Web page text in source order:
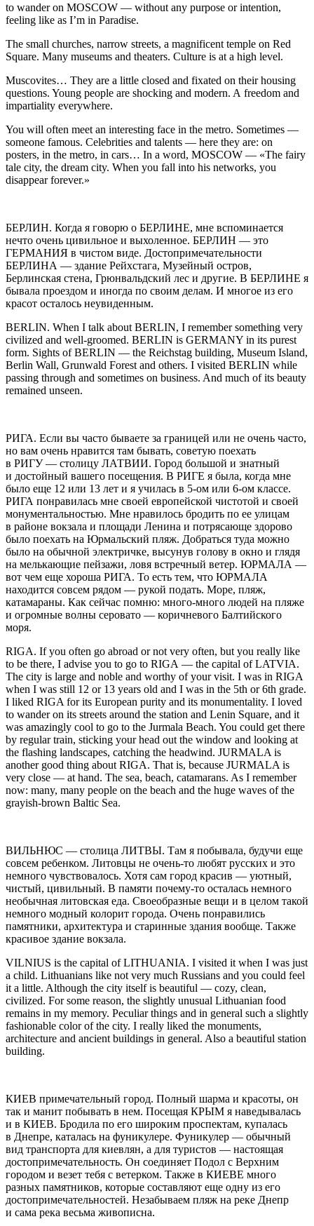
to wander on MOSCOW — without any purpose or intention,
feeling like as I’m in Paradise.
The small churches, narrow streets, a magnificent temple on Red
Square. Many museums and theaters. Culture is at a high level.
Muscovites… They are a little closed and fixated on their housing
questions. Young people are shocking and modern. A freedom and
impartiality everywhere.
You will often meet an interesting face in the metro. Sometimes —
someone famous. Celebrities and talents — here they are: on
posters, in the metro, in cars… In a word, MOSCOW — «The fairy
tale city, the dream city. When you fall into his networks, you
disappear forever.»
БЕРЛИН. Когда я говорю о БЕРЛИНЕ, мне вспоминается
нечто очень цивильное и выхоленное. БЕРЛИН — это
ГЕРМАНИЯ в чистом виде. Достопримечательности
БЕРЛИНА — здание Рейхстага, Музейный остров,
Берлинская стена, Грюнвальдский лес и другие. В БЕРЛИНЕ я
бывала проездом и иногда по своим делам. И многое из его
красот осталось неувиденным.
BERLIN. When I talk about BERLIN, I remember something very
civilized and well-groomed. BERLIN is GERMANY in its purest
form. Sights of BERLIN — the Reichstag building, Museum Island,
Berlin Wall, Grunwald Forest and others. I visited BERLIN while
passing through and sometimes on business. And much of its beauty
remained unseen.
РИГА. Если вы часто бываете за границей или не очень часто,
но вам очень нравится там бывать, советую поехать
в РИГУ — столицу ЛАТВИИ. Город большой и знатный
и достойный вашего посещения. В РИГЕ я была, когда мне
было еще 12 или 13 лет и я училась в 5-ом или 6-ом классе.
РИГА понравилась мне своей европейской чистотой и своей
монументальностью. Мне нравилось бродить по ее улицам
в районе вокзала и площади Ленина и потрясающе здорово
было поехать на Юрмальский пляж. Добраться туда можно
было на обычной электричке, высунув голову в окно и глядя
на мелькающие пейзажи, ловя встречный ветер. ЮРМАЛА —
вот чем еще хороша РИГА. То есть тем, что ЮРМАЛА
находится совсем рядом — рукой подать. Море, пляж,
катамараны. Как сейчас помню: много-много людей на пляже
и огромные волны серовато — коричневого Балтийского
моря.
RIGA. Ifyou often go abroad or not very often, but you really like
to be there, I advise you to go to RIGA — the capital of LATVIA.
The city is large and noble and worthy ofyour visit. I was in RIGA
when I was still 12 or 13 years old and I was in the 5th or 6th grade.
I liked RIGA for its European purity and its monumentality. I loved
to wander on its streets around the station and Lenin Square, and it
was amazingly cool to go to the Jurmala Beach. You could get there
by regular train, sticking your head out the window and looking at
the flashing landscapes, catching the headwind. JURMALA is
another good thing about RIGA. That is, because JURMALA is
very close — at hand. The sea, beach, catamarans. As I remember
now: many, many people on the beach and the huge waves of the
grayish-brown Baltic Sea.
ВИЛЬНЮС — столица ЛИТВЫ. Там я побывала, будучи еще
совсем ребенком. Литовцы не очень-то любят русских и это
немного чувствовалось. Хотя сам город красив — уютный,
чистый, цивильный. В памяти почему-то осталась немного
необычная литовская еда. Своеобразные вещи и в целом такой
немного модный колорит города. Очень понравились
памятники, архитектура и старинные здания вообще. Также
красивое здание вокзала.
VILNIUS is the capital of LITHUANIA. I visited it when I was just
a child. Lithuanians like not very much Russians and you could feel
it a little. Although the city itself is beautiful — cozy, clean,
civilized. For some reason, the slightly unusual Lithuanian food
remains in my memory. Peculiar things and in general such a slightly
fashionable color of the city. I really liked the monuments,
architecture and ancient buildings in general. Also a beautiful station
building.
КИЕВ примечательный город. Полный шарма и красоты, он
так и манит побывать в нем. Посещая КРЫМ я наведывалась
и в КИЕВ. Бродила по его широким проспектам, купалась
в Днепре, каталась на фуникулере. Фуникулер — обычный
вид транспорта для киевлян, а для туристов — настоящая
достопримечательность. Он соединяет Подол с Верхним
городом и везет тебя с ветерком. Также в КИЕВЕ много
разных памятников, которые составляют еще одну из его
достопримечательностей. Незабываем пляж на реке Днепр
и сама река весьма живописна.